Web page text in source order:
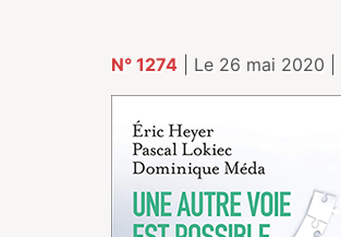
N° 1274 | Le 26 mai 2020 |